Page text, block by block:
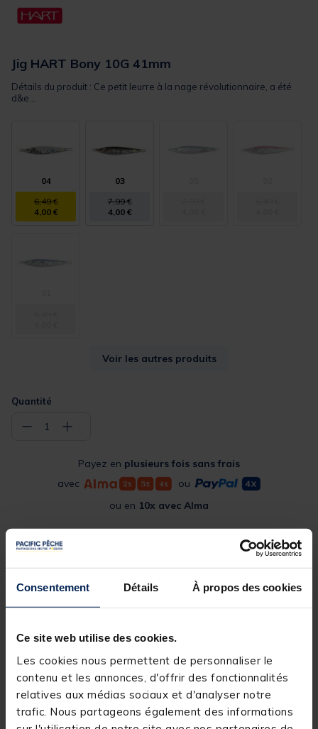
Consentement Détails À propos des cookies
Ce site web utilise des cookies.
Les cookies nous permettent de personnaliser le
contenu et les annonces, d'offrir des fonctionnalités
relatives aux médias sociaux et d'analyser notre
trafic. Nous partageons également des informations
Jig HART Bony 10G 41mm
Détails du produit : Ce petit leurre à la nage révolutionnaire, a été
d&e...
04
6,49 €
4,00 €
03
7,99 €
4,00 €
Voir les autres produits
Quantité
− 1 +
Payez en plusieurs fois sans frais
avec
ou
ou en 10x avec Alma
Acheter en magasin
Choisissez un magasin pour voir la disponibilité
Rechercher votre magasin
Réserver en ligne et payer en magasin